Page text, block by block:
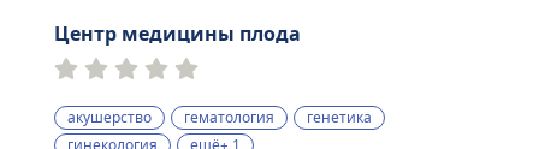
Центр медицины плода
акушерство гематология
генетика